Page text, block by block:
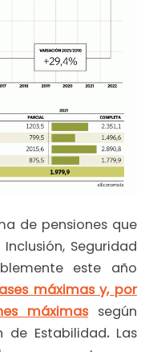
de pensiones que
Seguridad
este año
máximas y, por
máximas según
de Estabilidad. Las